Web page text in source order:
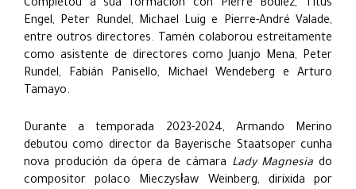
Completou a súa formación con Pierre Boulez, Titus
Engel, Peter Rundel, Michael Luig e Pierre-André Valade,
entre outros directores. Tamén colaborou estreitamente
como asistente de directores como Juanjo Mena, Peter
Rundel, Fabián Panisello, Michael Wendeberg e Arturo
Tamayo.
Durante a temporada 2023-2024, Armando Merino
debutou como director da Bayerische Staatsoper cunha
nova produción da ópera de cámara Lady Magnesia do
compositor polaco Mieczysław Weinberg, dirixida por